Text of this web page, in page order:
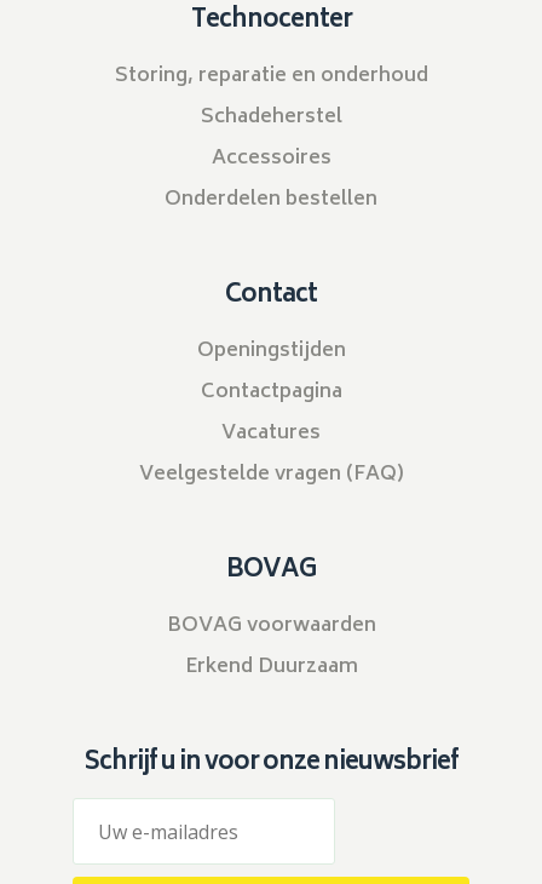
Technocenter
Storing, reparatie en onderhoud
Schadeherstel
Accessoires
Onderdelen bestellen
Contact
Openingstijden
Contactpagina
Vacatures
Veelgestelde vragen (FAQ)
BOVAG
BOVAG voorwaarden
Erkend Duurzaam
Schrijf u in voor onze nieuwsbrief